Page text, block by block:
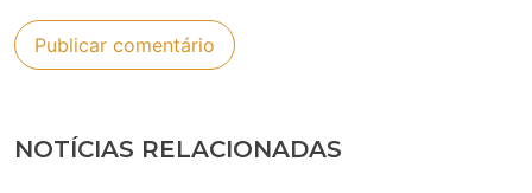
NOTÍCIAS RELACIONADAS